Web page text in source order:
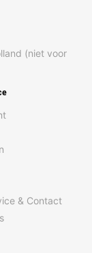
(niet voor
& Contact